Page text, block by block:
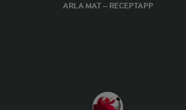
ARLA MAT – RECEPTAPP